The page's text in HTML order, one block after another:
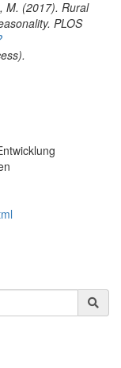
M. (2017). Rural
PLOS